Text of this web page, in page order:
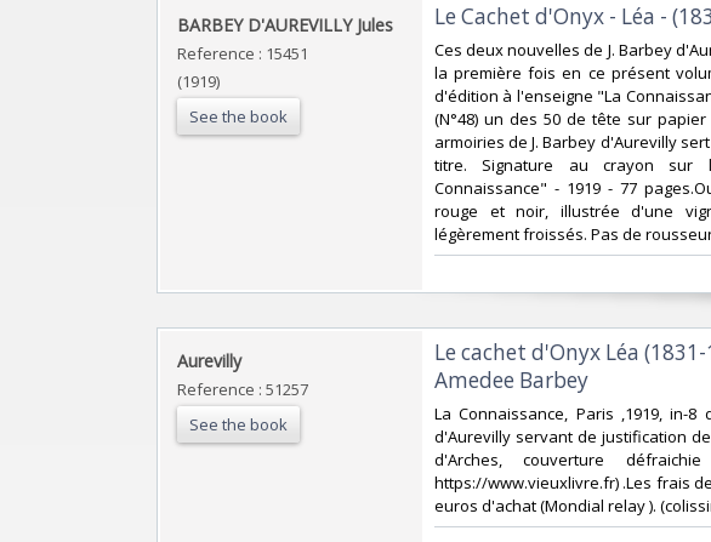
‎BARBEY D'AUREVILLY Jules‎
Reference : 15451
(1919)
See the book
‎Le Cachet d'Onyx - Léa -
‎Ces deux nouvelles de J. Barbey
la première fois en ce présent
d'édition à l'enseigne "La
(N°48) un des 50 de tête sur
armoiries de J. Barbey d'Aurevilly
titre. Signature au crayon sur
Connaissance" - 1919 - 77
rouge et noir, illustrée d'une
légèrement froissés. Pas de
‎Aurevilly‎
Reference : 51257
See the book
‎Le cachet d'Onyx Léa
Amedee Barbey‎
‎La Connaissance, Paris ,1919, in-
d'Aurevilly servant de justification
d'Arches, couverture
https://www.vieuxlivre.fr) .Les frais
euros d'achat (Mondial relay ).